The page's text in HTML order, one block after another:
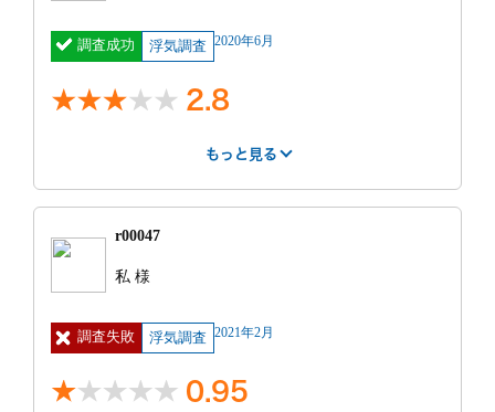
通費別途)人件
費２名３時間
11000円(追加
１h/1600
合は半額、深夜
０００円 機材
レンタル
(GPS1日
との比較
特に良かった点
料金は見積もり通りでした。
調査成功 浮気調査 2020年6月
2.8
3 1 4
との比較
特に良かった点
もっと見る
r00047
私 様
調査失敗 浮気調査 2021年2月
0.95